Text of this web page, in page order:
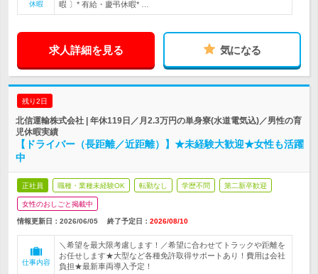
休暇 暇 〕* 有給・慶弔休暇* …
求人詳細を見る 気になる
残り2日
北信運輸株式会社 | 年休119日／月2.3万円の単身寮(水道電気込)／男性の育
児休暇実績
【ドライバー（長距離／近距離）】★未経験大歓迎★女性も活躍
中
正社員 職種・業種未経験OK 転勤なし 学歴不問 第二新卒歓迎
女性のおしごと掲載中
情報更新日：2026/06/05 終了予定日： 2026/08/10
仕事内容
＼希望を最大限考慮します！／希望に合わせてトラックや距離を
お任せします★大型など各種免許取得サポートあり！費用は会社
負担★最新車両導入予定！